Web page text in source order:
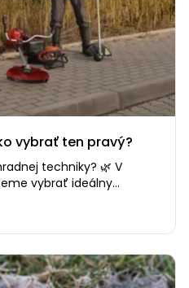
vybrať ten pravý?
techniky? 🌿 V
vybrať ideálny